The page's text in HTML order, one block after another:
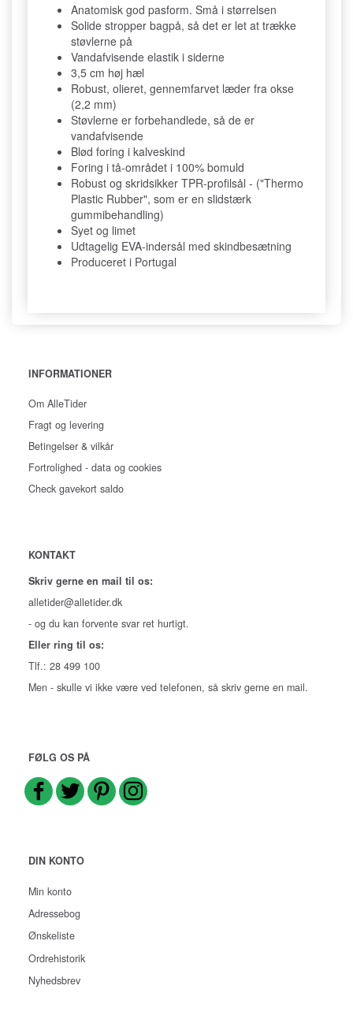
Anatomisk god pasform. Små i størrelsen
Solide stropper bagpå, så det er let at trække
støvlerne på
Vandafvisende elastik i siderne
3,5 cm høj hæl
Robust, olieret, gennemfarvet læder fra okse
(2,2 mm)
Støvlerne er forbehandlede, så de er
vandafvisende
Blød foring i kalveskind
Foring i tå-området i 100% bomuld
Robust og skridsikker TPR-profilsål - ("Thermo
Plastic Rubber", som er en slidstærk
gummibehandling)
Syet og limet
Udtagelig EVA-indersål med skindbesætning
Produceret i Portugal
INFORMATIONER
Om AlleTider
Fragt og levering
Betingelser & vilkår
Fortrolighed - data og cookies
Check gavekort saldo
KONTAKT
Skriv gerne en mail til os:
alletider@alletider.dk
- og du kan forvente svar ret hurtigt.
Eller ring til os:
Tlf.: 28 499 100
Men - skulle vi ikke være ved telefonen, så skriv gerne en mail.
FØLG OS PÅ
DIN KONTO
Min konto
Adressebog
Ønskeliste
Ordrehistorik
Nyhedsbrev